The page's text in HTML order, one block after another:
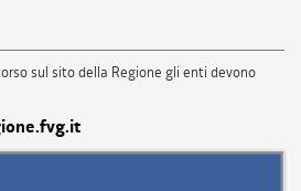
sul sito della Regione gli enti devono